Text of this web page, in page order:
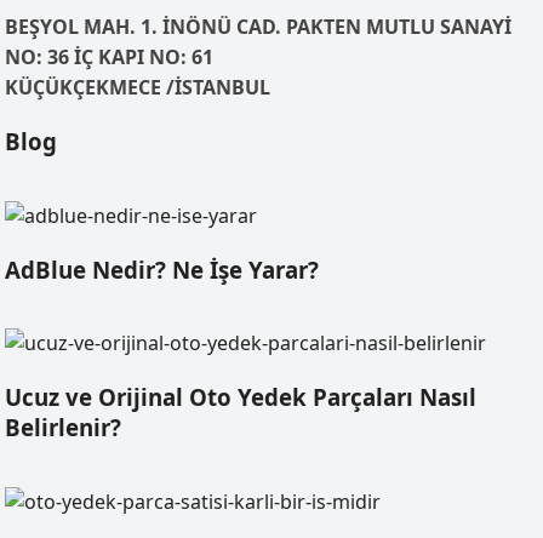
BEŞYOL MAH. 1. İNÖNÜ CAD. PAKTEN MUTLU SANAYİ
NO: 36 İÇ KAPI NO: 61
KÜÇÜKÇEKMECE /İSTANBUL
Blog
AdBlue Nedir? Ne İşe Yarar?
Ucuz ve Orijinal Oto Yedek Parçaları Nasıl
Belirlenir?